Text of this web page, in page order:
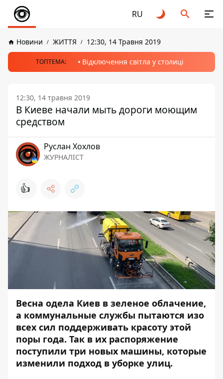
RU
Новини ЖИТТЯ 12:30, 14 Травня 2019
ТОПТЕМА: Відключення світла у столиці
12:30, 14 травня 2019
В Киеве начали мыть дороги моющим
средством
Руслан Хохлов
ЖУРНАЛІСТ
👍
Весна одела Киев в зеленое облачение,
а коммунальные службы пытаются изо
всех сил поддерживать красоту этой
поры года. Так в их распоряжение
поступили три новых машины, которые
изменили подход в уборке улиц.